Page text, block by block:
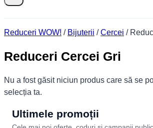
Reduceri WOW! / Bijuterii /Cercei /
Reduceri Cercei Gri
Nu a fost găsit niciun produs care să se
selecția ta.
Ultimele promoții